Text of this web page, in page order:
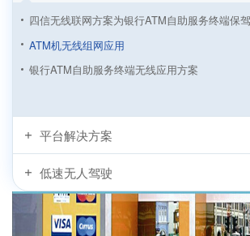
四信无线联网方案为银行ATM自助服务终端保
ATM机无线组网应用
银行ATM自助服务终端无线应用方案
平台解决方案
低速无人驾驶